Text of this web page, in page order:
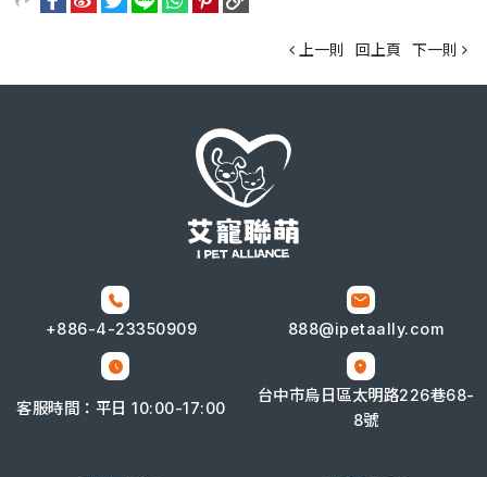
上一則 回上頁 下一則
+886-4-23350909 888@ipetaally.com
客服時間：平日 10:00-17:00
台中市烏日區太明路226巷68-
8號